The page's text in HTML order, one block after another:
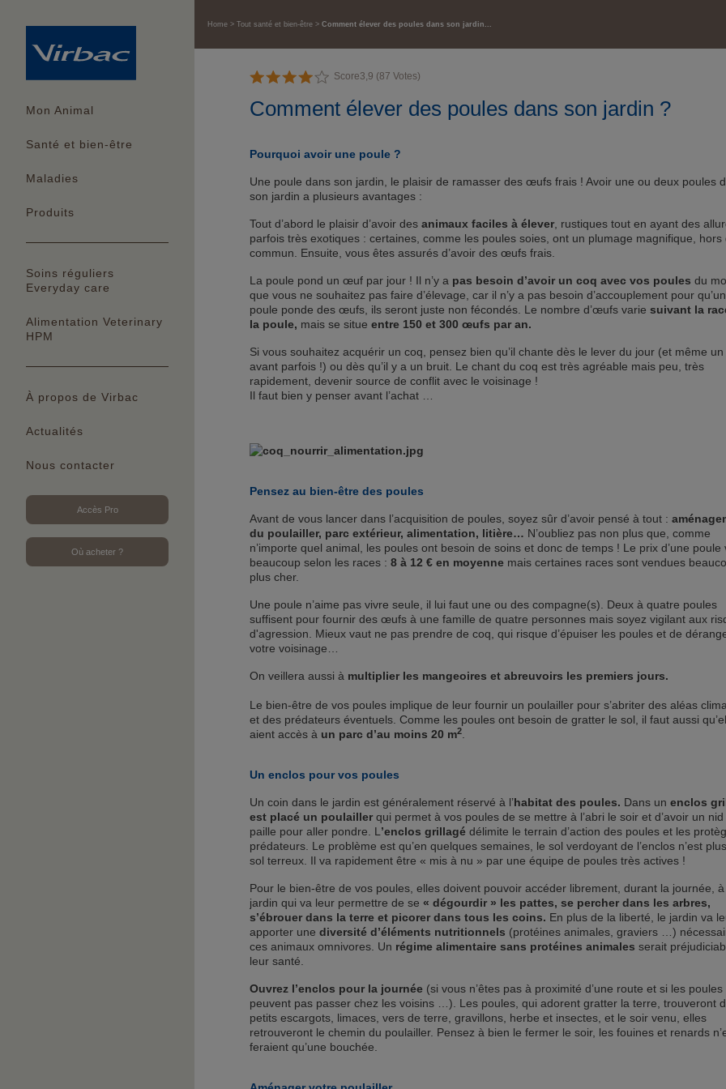
Mon Animal
Santé et bien-être
Maladies
Produits
Soins réguliers
Everyday care
Alimentation Veterinary
HPM
À propos de Virbac
Actualités
Nous contacter
Accès Pro
Où acheter ?
Home Tout santé et bien-être Comment élever des poules dans son jardin...
Score3,9 (87 Votes)
Comment élever des poules dans son jardin ?
Pourquoi avoir une poule ?
Une poule dans son jardin, le plaisir de ramasser des œufs frais ! Avoir une ou deux poules
son jardin a plusieurs avantages :
Tout d’abord le plaisir d’avoir des animaux faciles à élever , rustiques tout en ayant des
parfois très exotiques : certaines, comme les poules soies, ont un plumage magnifique, hors
commun. Ensuite, vous êtes assurés d’avoir des œufs frais.
La poule pond un œuf par jour ! Il n’y a pas besoin d’avoir un coq avec vos poules du
que vous ne souhaitez pas faire d’élevage, car il n’y a pas besoin d’accouplement pour
poule ponde des œufs, ils seront juste non fécondés. Le nombre d’œufs varie suivant la
la poule, mais se situe entre 150 et 300 œufs par an.
Si vous souhaitez acquérir un coq, pensez bien qu’il chante dès le lever du jour (et même un
avant parfois !) ou dès qu’il y a un bruit. Le chant du coq est très agréable mais peu, très
rapidement, devenir source de conflit avec le voisinage !
Il faut bien y penser avant l’achat …
Pensez au bien-être des poules
Avant de vous lancer dans l’acquisition de poules, soyez sûr d’avoir pensé à tout :
du poulailler, parc extérieur, alimentation, litière… N’oubliez pas non plus que, comme
n’importe quel animal, les poules ont besoin de soins et donc de temps ! Le prix d’une poule
beaucoup selon les races : 8 à 12 € en moyenne mais certaines races sont vendues
plus cher.
Une poule n’aime pas vivre seule, il lui faut une ou des compagne(s). Deux à quatre poules
suffisent pour fournir des œufs à une famille de quatre personnes mais soyez vigilant aux
d'agression. Mieux vaut ne pas prendre de coq, qui risque d’épuiser les poules et de
votre voisinage…
On veillera aussi à multiplier les mangeoires et abreuvoirs les premiers jours.
Le bien-être de vos poules implique de leur fournir un poulailler pour s’abriter des aléas
et des prédateurs éventuels. Comme les poules ont besoin de gratter le sol, il faut aussi
aient accès à un parc d’au moins 20 m2
Un enclos pour vos poules
Un coin dans le jardin est généralement réservé à l’habitat des poules. Dans un enclos
est placé un poulailler qui permet à vos poules de se mettre à l’abri le soir et d’avoir un nid
paille pour aller pondre. L ’enclos grillagé délimite le terrain d’action des poules et les
prédateurs. Le problème est qu’en quelques semaines, le sol verdoyant de l’enclos n’est plus
sol terreux. Il va rapidement être « mis à nu » par une équipe de poules très actives !
Pour le bien-être de vos poules, elles doivent pouvoir accéder librement, durant la journée, à
jardin qui va leur permettre de se « dégourdir » les pattes, se percher dans les arbres,
s’ébrouer dans la terre et picorer dans tous les coins. En plus de la liberté, le jardin va
apporter une diversité d’éléments nutritionnels (protéines animales, graviers …)
ces animaux omnivores. Un régime alimentaire sans protéines animales serait
leur santé.
Ouvrez l’enclos pour la journée (si vous n’êtes pas à proximité d’une route et si les poules
peuvent pas passer chez les voisins …). Les poules, qui adorent gratter la terre, trouveront
petits escargots, limaces, vers de terre, gravillons, herbe et insectes, et le soir venu, elles
retrouveront le chemin du poulailler. Pensez à bien le fermer le soir, les fouines et renards
feraient qu’une bouchée.